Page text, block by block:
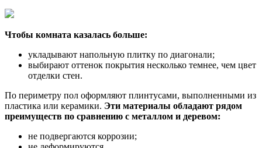
Чтобы комната казалась больше:
укладывают напольную плитку по диагонали;
выбирают оттенок покрытия несколько темнее, чем цвет
отделки стен.
По периметру пол оформляют плинтусами, выполненными из
пластика или керамики. Эти материалы обладают рядом
преимуществ по сравнению с металлом и деревом:
не подвергаются коррозии;